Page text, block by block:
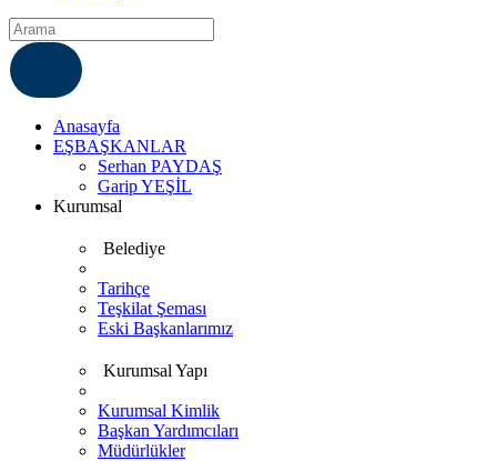
Anasayfa
EŞBAŞKANLAR
Serhan PAYDAŞ
Garip YEŞİL
Kurumsal
Belediye
Tarihçe
Teşkilat Şeması
Eski Başkanlarımız
Kurumsal Yapı
Kurumsal Kimlik
Başkan Yardımcıları
Müdürlükler